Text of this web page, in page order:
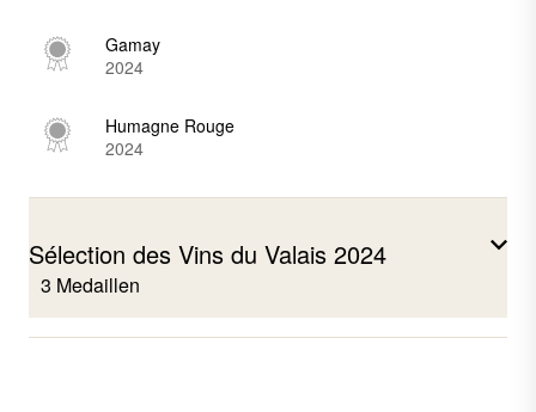
Gamay
2024
Humagne Rouge
2024
Sélection des Vins du Valais 2024
3 Medaillen